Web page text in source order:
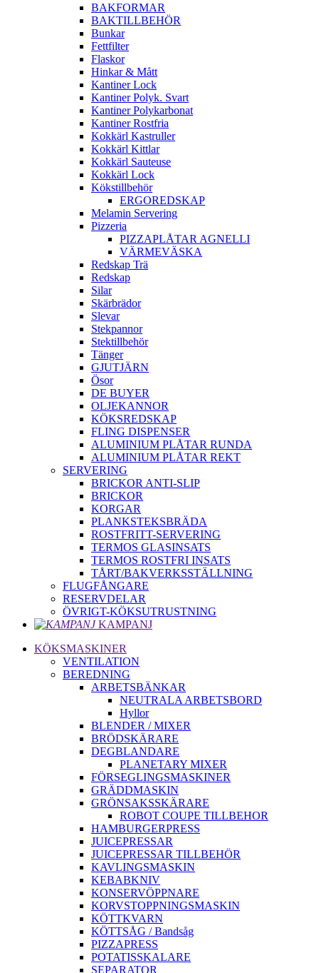
BAKFORMAR
BAKTILLBEHÖR
Bunkar
Fettfilter
Flaskor
Hinkar & Mått
Kantiner Lock
Kantiner Polyk. Svart
Kantiner Polykarbonat
Kantiner Rostfria
Kokkärl Kastruller
Kokkärl Kittlar
Kokkärl Sauteuse
Kokkärl Lock
Kökstillbehör
ERGOREDSKAP
Melamin Servering
Pizzeria
PIZZAPLÅTAR AGNELLI
VÄRMEVÄSKA
Redskap Trä
Redskap
Silar
Skärbrädor
Slevar
Stekpannor
Stektillbehör
Tänger
GJUTJÄRN
Ösor
DE BUYER
OLJEKANNOR
KÖKSREDSKAP
FLING DISPENSER
ALUMINIUM PLÅTAR RUNDA
ALUMINIUM PLÅTAR REKT
SERVERING
BRICKOR ANTI-SLIP
BRICKOR
KORGAR
PLANKSTEKSBRÄDA
ROSTFRITT-SERVERING
TERMOS GLASINSATS
TERMOS ROSTFRI INSATS
TÅRT/BAKVERKSSTÄLLNING
FLUGFÅNGARE
RESERVDELAR
ÖVRIGT-KÖKSUTRUSTNING
KAMPANJ
KÖKSMASKINER
VENTILATION
BEREDNING
ARBETSBÄNKAR
NEUTRALA ARBETSBORD
Hyllor
BLENDER / MIXER
BRÖDSKÄRARE
DEGBLANDARE
PLANETARY MIXER
FÖRSEGLINGSMASKINER
GRÄDDMASKIN
GRÖNSAKSSKÄRARE
ROBOT COUPE TILLBEHOR
HAMBURGERPRESS
JUICEPRESSAR
JUICEPRESSAR TILLBEHÖR
KAVLINGSMASKIN
KEBABKNIV
KONSERVÖPPNARE
KORVSTOPPNINGSMASKIN
KÖTTKVARN
KÖTTSÅG / Bandsåg
PIZZAPRESS
POTATISSKALARE
SEPARATOR